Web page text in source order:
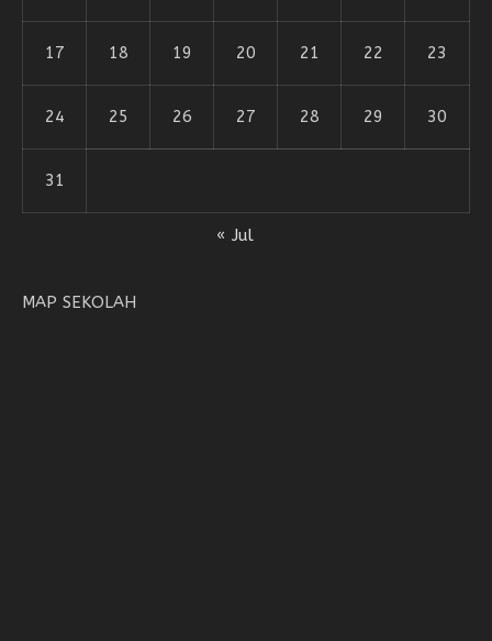
17 18 19 20 21 22 23
24 25 26 27 28 29 30
31
« Jul
MAP SEKOLAH